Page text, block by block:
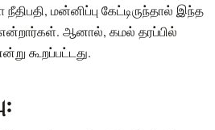
மன்னிப்பு கேட்டிருந்தால் இந்த
என்றார்கள். ஆனால், கமல் தரப்பில்
கூறப்பட்டது.